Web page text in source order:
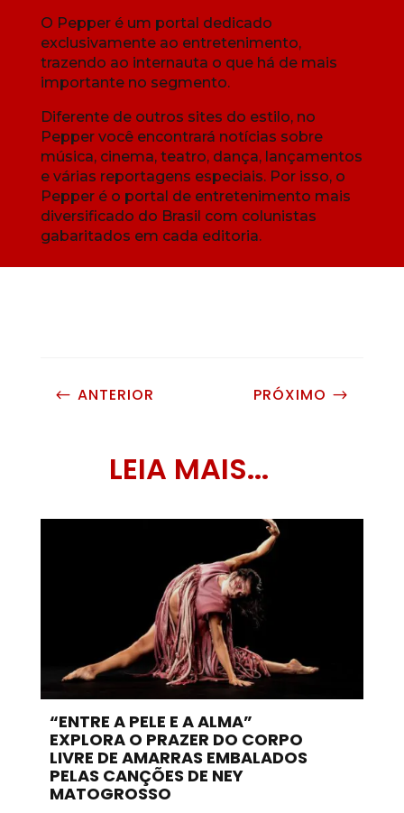
O Pepper é um portal dedicado
exclusivamente ao entretenimento,
trazendo ao internauta o que há de mais
importante no segmento.
Diferente de outros sites do estilo, no
Pepper você encontrará notícias sobre
música, cinema, teatro, dança, lançamentos
e várias reportagens especiais. Por isso, o
Pepper é o portal de entretenimento mais
diversificado do Brasil com colunistas
gabaritados em cada editoria.
# ANTERIOR PRÓXIMO $
LEIA MAIS...
“ENTRE A PELE E A ALMA”
EXPLORA O PRAZER DO CORPO
LIVRE DE AMARRAS EMBALADOS
PELAS CANÇÕES DE NEY
MATOGROSSO